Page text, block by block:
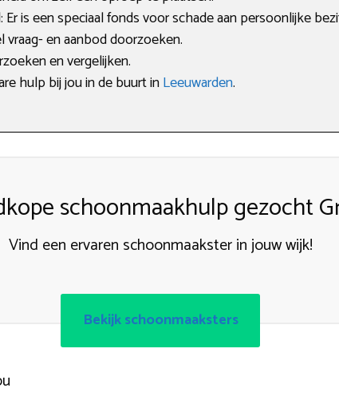
is een speciaal fonds voor schade aan persoonlijke
vraag- en aanbod doorzoeken.
en vergelijken.
hulp bij jou in de buurt inLeeuwarden.
schoonmaakhulp gezocht
Vind een ervaren schoonmaakster in jouw wijk!
Bekijk schoonmaaksters